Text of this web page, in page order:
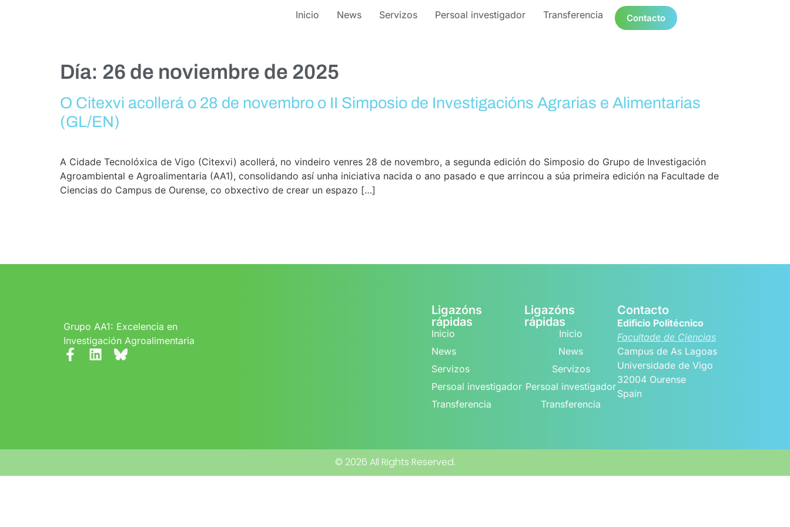
Inicio News Servizos Persoal investigador Transferencia Contacto
Día: 26 de noviembre de 2025
O Citexvi acollerá o 28 de novembro o II Simposio de Investigacións Agrarias e Alimentarias
(GL/EN)
A Cidade Tecnolóxica de Vigo (Citexvi) acollerá, no vindeiro venres 28 de novembro, a segunda edición do Simposio do Grupo de Investigación
Agroambiental e Agroalimentaria (AA1), consolidando así unha iniciativa nacida o ano pasado e que arrincou a súa primeira edición na Facultade de
Ciencias do Campus de Ourense, co obxectivo de crear un espazo […]
Grupo AA1: Excelencia en
Investigación Agroalimentaria
Ligazóns
rápidas
Inicio
News
Servizos
Persoal investigador
Transferencia
Ligazóns
rápidas
Inicio
News
Servizos
Persoal investigador
Transferencia
Contacto
Edificio Politécnico
Facultade de Ciencias
Campus de As Lagoas
Universidade de Vigo
32004 Ourense
Spain
© 2026 All Rights Reserved.